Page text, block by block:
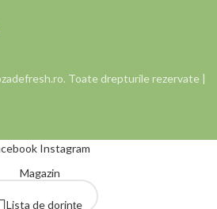
Toate drepturile rezervate |
Instagram
Magazin
Lista de dorințe